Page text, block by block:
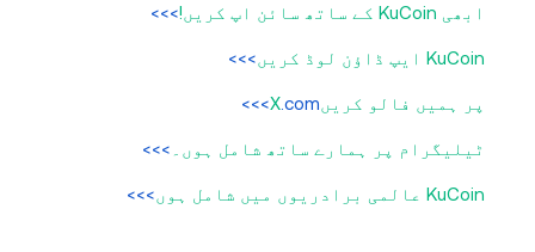
ابھی KuCoin کے ساتھ سائن اپ کریں! >>>
KuCoin ایپ ڈاؤن لوڈ کریں >>>
پر ہمیں فالو کریںX.com>>>
ٹیلیگرام پر ہمارے ساتھ شامل ہوں۔ >>>
KuCoin عالمی برادریوں میں شامل ہوں >>>